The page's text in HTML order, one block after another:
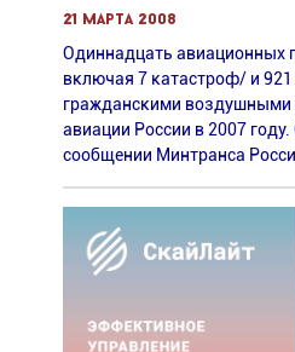
21 марта 2008
Одиннадцать авиационных
включая 7 катастроф/ и 921
гражданскими воздушными
авиации России в 2007
сообщении Минтранса